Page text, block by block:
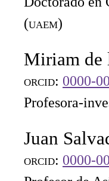
(uaem)
Miriam de
orcid: 0000-
Profesora-
Juan
orcid: 0000-